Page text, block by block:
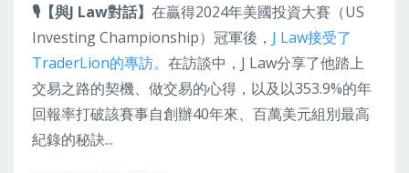
🎙️【與J Law對話】 在贏得2024年美國投資大賽（US
Investing Championship）冠軍後， J Law接受了
TraderLion的專訪。 在訪談中，J Law分享了他踏上
交易之路的契機、做交易的心得，以及以353.9%的年
回報率打破該賽事自創辦40年來、百萬美元組別最高
紀錄的秘訣...